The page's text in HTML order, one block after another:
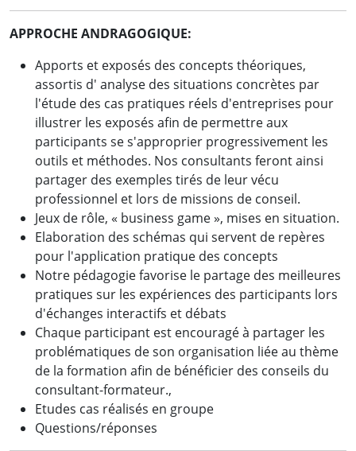
APPROCHE ANDRAGOGIQUE:
Apports et exposés des concepts théoriques,
assortis d' analyse des situations concrètes par
l'étude des cas pratiques réels d'entreprises pour
illustrer les exposés afin de permettre aux
participants se s'approprier progressivement les
outils et méthodes. Nos consultants feront ainsi
partager des exemples tirés de leur vécu
professionnel et lors de missions de conseil.
Jeux de rôle, « business game », mises en situation.
Elaboration des schémas qui servent de repères
pour l'application pratique des concepts
Notre pédagogie favorise le partage des meilleures
pratiques sur les expériences des participants lors
d'échanges interactifs et débats
Chaque participant est encouragé à partager les
problématiques de son organisation liée au thème
de la formation afin de bénéficier des conseils du
consultant-formateur.,
Etudes cas réalisés en groupe
Questions/réponses